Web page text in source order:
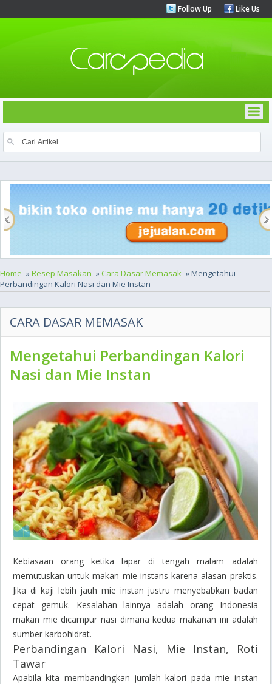
Follow Up Like Us
Home »Resep Masakan »Cara Dasar Memasak » Mengetahui
Perbandingan Kalori Nasi dan Mie Instan
CARA DASAR MEMASAK
Mengetahui Perbandingan Kalori
Nasi dan Mie Instan
Kebiasaan orang ketika lapar di tengah malam adalah
memutuskan untuk makan mie instans karena alasan praktis.
Jika di kaji lebih jauh mie instan justru menyebabkan badan
cepat gemuk. Kesalahan lainnya adalah orang Indonesia
makan mie dicampur nasi dimana kedua makanan ini adalah
sumber karbohidrat.
Perbandingan Kalori Nasi, Mie Instan, Roti
Tawar
Apabila kita membandingkan jumlah kalori pada mie instan